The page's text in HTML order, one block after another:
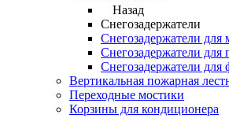
Назад
Снегозадержатели
Снегозадержатели для
Снегозадержатели для
Снегозадержатели для
Вертикальная пожарная
Переходные мостики
Корзины для кондиционера